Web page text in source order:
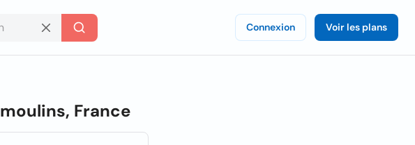
Connexion Voir les plans
moulins, France